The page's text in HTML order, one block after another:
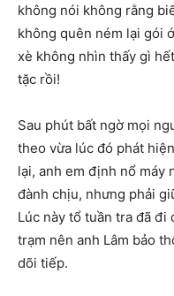
không nói không rằng
không quên ném lại gói
xè không nhìn thấy gì
tặc rồi!
Sau phút bất ngờ mọi
theo vừa lúc đó phát
lại, anh em định nổ máy
đành chịu, nhưng phải
Lúc này tổ tuần tra đã đi
trạm nên anh Lâm bảo
dõi tiếp.